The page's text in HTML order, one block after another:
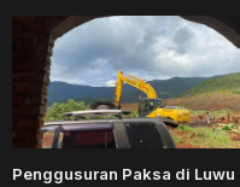
Penggusuran Paksa di Luwu